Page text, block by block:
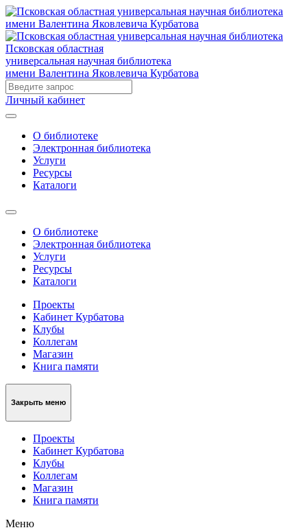
Псковская областная
универсальная научная библиотека
имени Валентина Яковлевича Курбатова
Личный кабинет
О библиотеке
Электронная библиотека
Услуги
Ресурсы
Каталоги
О библиотеке
Электронная библиотека
Услуги
Ресурсы
Каталоги
Проекты
Кабинет Курбатова
Клубы
Коллегам
Магазин
Книга памяти
Закрыть меню
Проекты
Кабинет Курбатова
Клубы
Коллегам
Магазин
Книга памяти
Меню